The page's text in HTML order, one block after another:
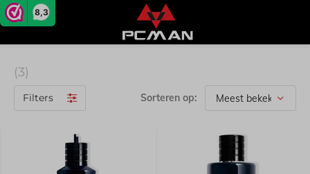
8,3
(3)
Filters Sorteren op: